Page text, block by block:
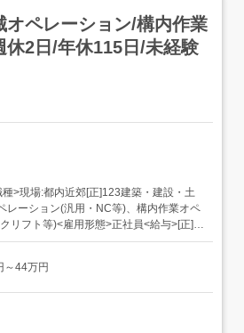
オペレーション/構内作業
休2日/年休115日/未経験
種>現場:都内近郊[正]123建築・建設・土
レーション(汎用・NC等)、構内作業オペ
リフト等)<雇用形態>正社員<給与>[正]1
万円、2月給30.8万円～44万円、3日給
～2万円+時間外手当全額支給+資格手...
～44万円